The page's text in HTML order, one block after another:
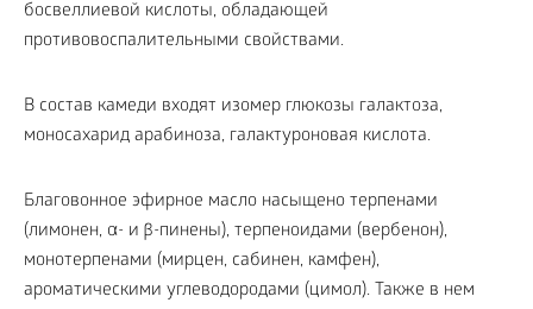
босвеллиевой кислоты, обладающей
противовоспалительными свойствами.
В состав камеди входят изомер глюкозы галактоза,
моносахарид арабиноза, галактуроновая кислота.
Благовонное эфирное масло насыщено терпенами
(лимонен, α- и β-пинены), терпеноидами (вербенон),
монотерпенами (мирцен, сабинен, камфен),
ароматическими углеводородами (цимол). Также в нем